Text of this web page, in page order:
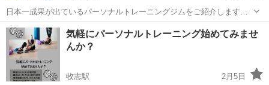
日本一成果が出ているパーソナルトレーニングジムをご紹介します🉐
🉐🉐 今日は、⭐️なんと5ヶ月で31.4kg痩せた赤嶺良太さんの体験談の
YouTubeと感想文を載せました😊 赤嶺良太さん YouTube https://y...
沖縄 那覇市 美栄橋駅 その他
気軽にパーソナルトレーニング始めてみませ
んか？
牧志駅
2月5日